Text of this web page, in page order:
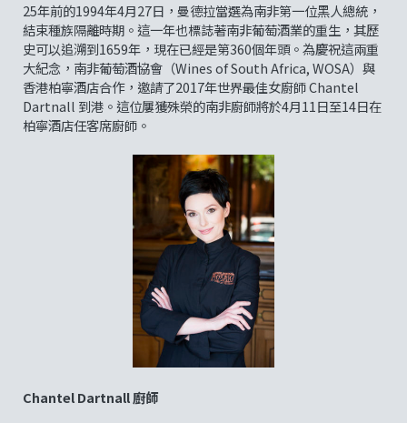
25年前的1994年4月27日，曼德拉當選為南非第一位黑人總統，
結束種族隔離時期。這一年也標誌著南非葡萄酒業的重生，其歷
史可以追溯到1659年，現在已經是第360個年頭。為慶祝這兩重
大紀念，南非葡萄酒協會（Wines of South Africa, WOSA）與
香港柏寧酒店合作，邀請了2017年世界最佳女廚師 Chantel
Dartnall 到港。這位屢獲殊榮的南非廚師將於4月11日至14日在
柏寧酒店任客席廚師。
Chantel Dartnall 廚師